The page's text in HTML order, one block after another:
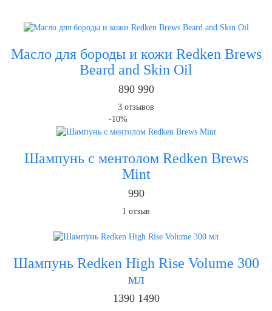
Масло для бороды и кожи Redken Brews
Beard and Skin Oil
890 990
3 отзывов
-10%
Шампунь с ментолом Redken Brews
Mint
990
1 отзыв
Шампунь Redken High Rise Volume 300
мл
1390 1490